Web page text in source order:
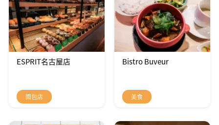
ESPRIT名古屋店
面包店
Bistro Buveur
美食